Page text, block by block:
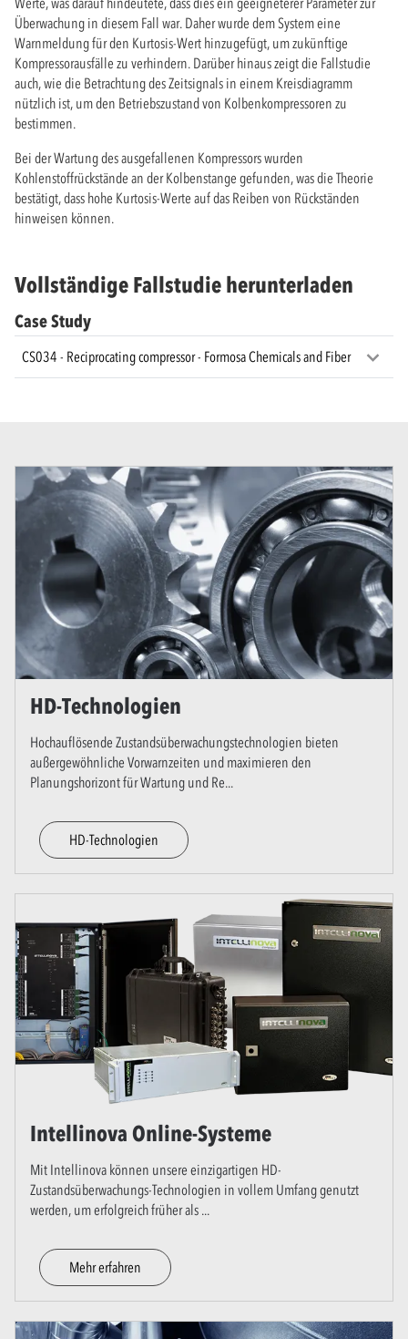
Überwachung in diesem Fall war. Daher wurde dem System eine
Warnmeldung für den Kurtosis-Wert hinzugefügt, um zukünftige
Kompressorausfälle zu verhindern. Darüber hinaus zeigt die Fallstudie
auch, wie die Betrachtung des Zeitsignals in einem Kreisdiagramm
nützlich ist, um den Betriebszustand von Kolbenkompressoren zu
bestimmen.
Bei der Wartung des ausgefallenen Kompressors wurden
Kohlenstoffrückstände an der Kolbenstange gefunden, was die Theorie
bestätigt, dass hohe Kurtosis-Werte auf das Reiben von Rückständen
hinweisen können.
Vollständige Fallstudie herunterladen
Case Study
CS034 - Reciprocating compressor - Formosa Chemicals and Fiber
HD-Technologien
Hochauflösende Zustandsüberwachungstechnologien bieten
außergewöhnliche Vorwarnzeiten und maximieren den
Planungshorizont für Wartung und Re...
HD-Technologien
Intellinova Online-Systeme
Mit Intellinova können unsere einzigartigen HD-
Zustandsüberwachungs-Technologien in vollem Umfang genutzt
werden, um erfolgreich früher als ...
Mehr erfahren